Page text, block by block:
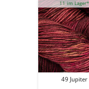
11 im Lager*
49 Jupiter